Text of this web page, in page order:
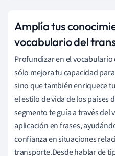
Amplía tus
vocabulario del
Profundizar en el
sólo mejora tu capacidad
sino que también enriquece
el estilo de vida de los países
segmento te guía a través del
aplicación en frases,
confianza en situaciones
transporte.Desde hablar de